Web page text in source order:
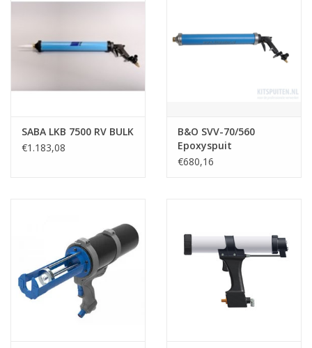
SABA LKB 7500 RV BULK
€1.183,08
B&O SVV-70/560
Epoxyspuit
€680,16